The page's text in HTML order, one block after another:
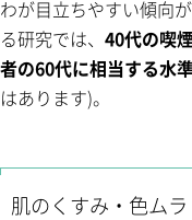
わが目立ちやすい傾向
る研究では、 40代の喫
者の60代に相当する水
はあります)。
肌のくすみ・色ムラ